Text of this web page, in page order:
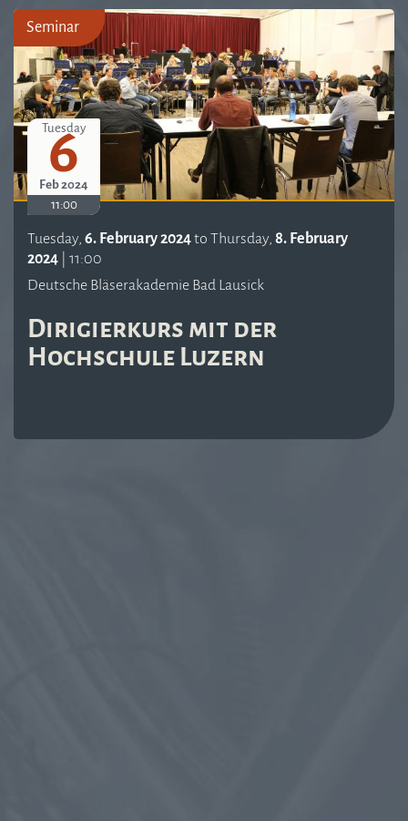
Seminar
Tuesday
6
Feb 2024
11:00
Tuesday, 6. February 2024to Thursday, 8. February
2024
11:00
Deutsche Bläserakademie Bad Lausick
Dirigierkurs mit der
Hochschule Luzern